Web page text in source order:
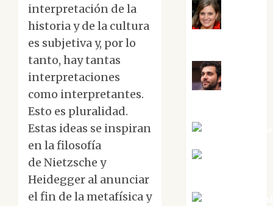
interpretación de la
historia y de la cultura
es subjetiva y, por lo
tanto, hay tantas
interpretaciones
como interpretantes.
Esto es pluralidad.
Estas ideas se inspiran
en la filosofía
de Nietzsche y
Heidegger al anunciar
el fin de la metafísica y